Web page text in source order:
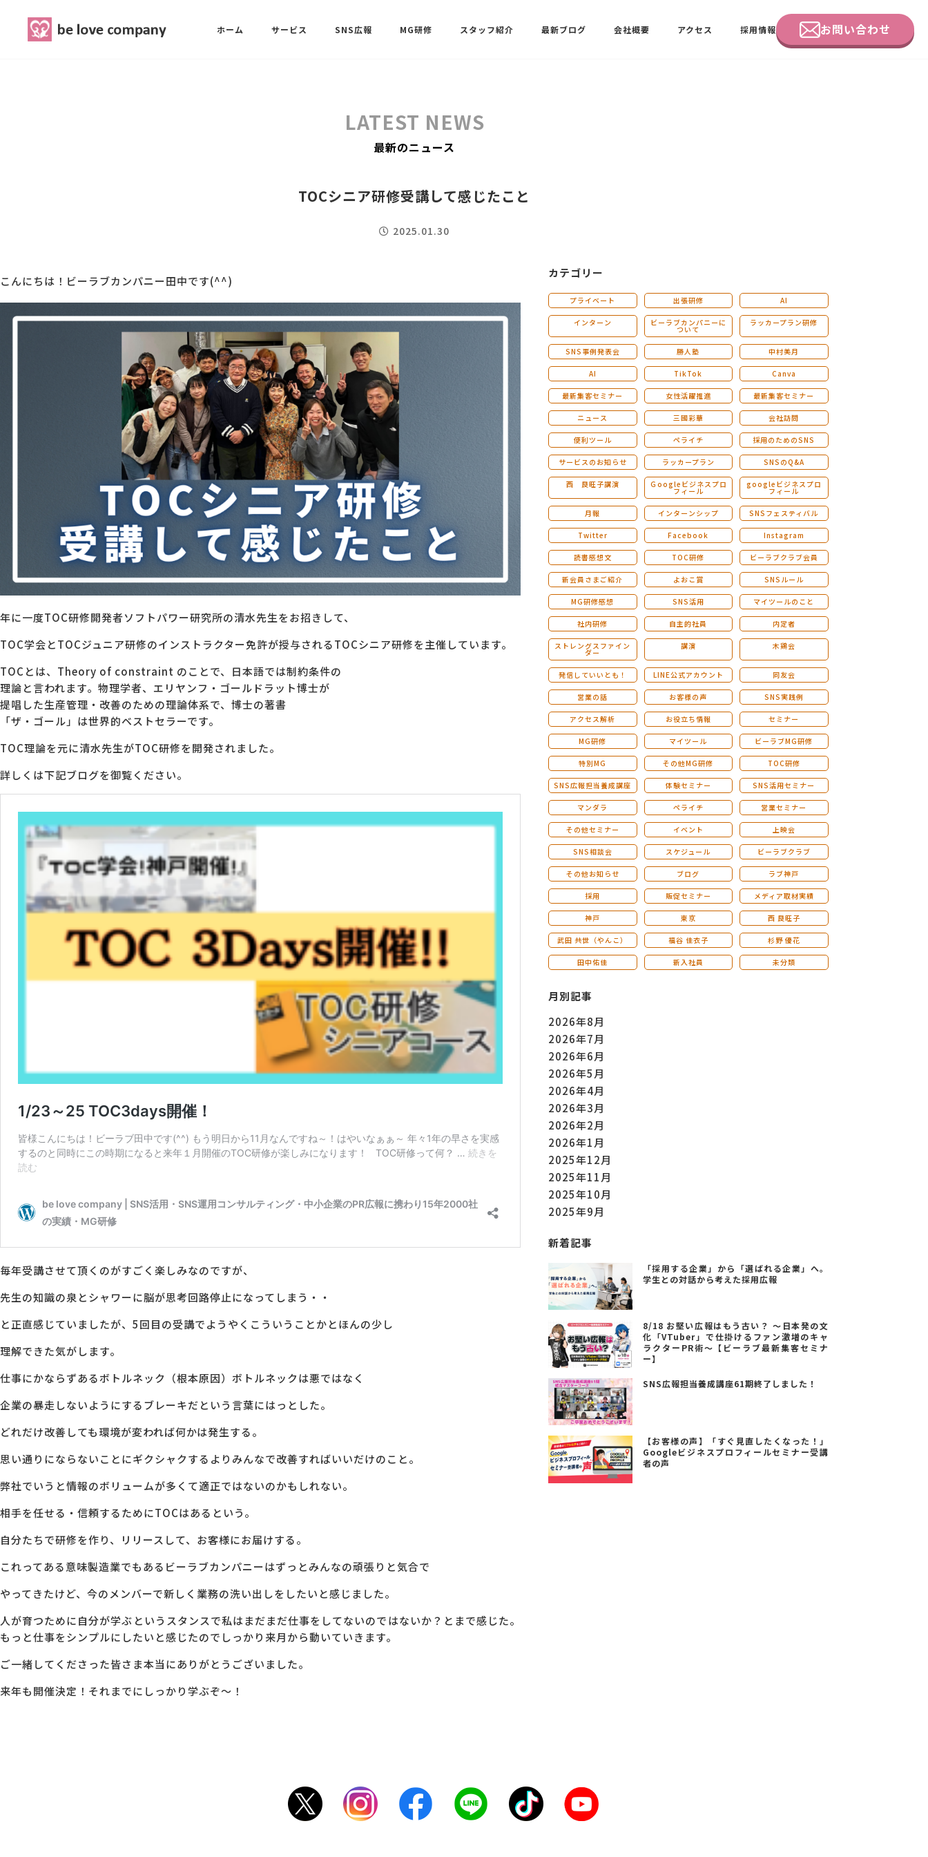
ホーム サービス
マンダラ人生計画セミナー ストレングスファインダー研修
SNS広報 MG研修 スタッフ紹介 最新ブログ 会社概要 アクセス 採用情報 お問い合わせ
最新ブログ
LATEST NEWS
最新のニュース
TOCシニア研修受講して感じたこと
2025.01.30
こんにちは！ビーラブカンパニー田中です(^^)
年に一度TOC研修開発者ソフトパワー研究所の清水先生をお招きして、
TOC学会とTOCジュニア研修のインストラクター免許が授与されるTOCシニア研修を主催しています。
TOCとは、Theory of constraint のことで、日本語では制約条件の
理論と言われます。物理学者、エリヤンフ・ゴールドラット博士が
提唱した生産管理・改善のための理論体系で、博士の著書
「ザ・ゴール」は世界的ベストセラーです。
TOC理論を元に清水先生がTOC研修を開発されました。
詳しくは下記ブログを御覧ください。
毎年受講させて頂くのがすごく楽しみなのですが、
先生の知識の泉とシャワーに脳が思考回路停止になってしまう・・
と正直感じていましたが、5回目の受講でようやくこういうことかとほんの少し
理解できた気がします。
仕事にかならずあるボトルネック（根本原因）ボトルネックは悪ではなく
企業の暴走しないようにするブレーキだという言葉にはっとした。
どれだけ改善しても環境が変われば何かは発生する。
思い通りにならないことにギクシャクするよりみんなで改善すればいいだけのこと。
弊社でいうと情報のボリュームが多くて適正ではないのかもしれない。
相手を任せる・信頼するためにTOCはあるという。
自分たちで研修を作り、リリースして、お客様にお届けする。
これってある意味製造業でもあるビーラブカンパニーはずっとみんなの頑張りと気合で
やってきたけど、今のメンバーで新しく業務の洗い出しをしたいと感じました。
人が育つために自分が学ぶというスタンスで私はまだまだ仕事をしてないのではないか？とまで感じた。
もっと仕事をシンプルにしたいと感じたのでしっかり来月から動いていきます。
ご一緒してくださった皆さま本当にありがとうございました。
来年も開催決定！それまでにしっかり学ぶぞ～！
カテゴリー
プライベート 出張研修 AI
インターン ビーラブカンパニーに
ついて
ラッカープラン研修
SNS事例発表会 勝人塾 中村美月
AI TikTok Canva
最新集客セミナー 女性活躍推進 最新集客セミナー
ニュース 三國彩華 会社訪問
便利ツール ペライチ 採用のためのSNS
サービスのお知らせ ラッカープラン SNSのQ&A
西 良旺子講演 Ｇoogleビジネスプロ
フィール
googleビジネスプロ
フィール
月報 インターンシップ SNSフェスティバル
Twitter Facebook Instagram
読書感想文 TOC研修 ビーラブクラブ会員
新会員さまご紹介 よおこ賞 SNSルール
MG研修感想 SNS活用 マイツールのこと
社内研修 自主的社員 内定者
ストレングスファイン
ダー
講演 木鶏会
発信していいとも！ LINE公式アカウント 同友会
営業の話 お客様の声 SNS実践例
アクセス解析 お役立ち情報 セミナー
MG研修 マイツール ビーラブMG研修
特別MG その他MG研修 TOC研修
SNS広報担当養成講座 体験セミナー SNS活用セミナー
マンダラ ペライチ 営業セミナー
その他セミナー イベント 上映会
SNS相談会 スケジュール ビーラブクラブ
その他お知らせ ブログ ラブ神戸
採用 販促セミナー メディア取材実績
神戸 東京 西 良旺子
武田 共世（やんこ） 福谷 佳衣子 杉野 優花
田中佑佳 新入社員 未分類
月別記事
2026年8月
2026年7月
2026年6月
2026年5月
2026年4月
2026年3月
2026年2月
2026年1月
2025年12月
2025年11月
2025年10月
2025年9月
新着記事
「採用する企業」から「選ばれる企業」へ。
学生との対話から考えた採用広報
8/18 お堅い広報はもう古い？ ～日本発の文
化「VTuber」で仕掛けるファン激増のキャ
ラクターPR術～【ビーラブ最新集客セミナ
ー】
SNS広報担当養成講座61期終了しました！
【お客様の声】「すぐ見直したくなった！」
Googleビジネスプロフィールセミナー受講
者の声